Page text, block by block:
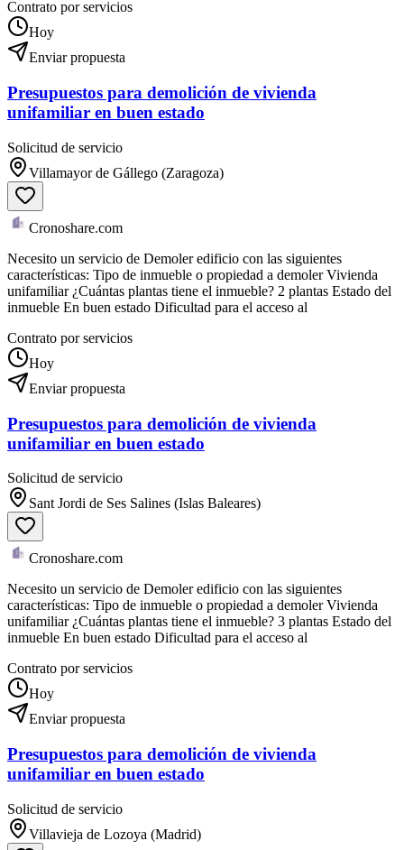
Contrato por servicios
Hoy
Enviar propuesta
Presupuestos para demolición de vivienda
unifamiliar en buen estado
Solicitud de servicio
Villamayor de Gállego (Zaragoza)
Cronoshare.com
Necesito un servicio de Demoler edificio con las siguientes
características: Tipo de inmueble o propiedad a demoler Vivienda
unifamiliar ¿Cuántas plantas tiene el inmueble? 2 plantas Estado del
inmueble En buen estado Dificultad para el acceso al
Contrato por servicios
Hoy
Enviar propuesta
Presupuestos para demolición de vivienda
unifamiliar en buen estado
Solicitud de servicio
Sant Jordi de Ses Salines (Islas Baleares)
Cronoshare.com
Necesito un servicio de Demoler edificio con las siguientes
características: Tipo de inmueble o propiedad a demoler Vivienda
unifamiliar ¿Cuántas plantas tiene el inmueble? 3 plantas Estado del
inmueble En buen estado Dificultad para el acceso al
Contrato por servicios
Hoy
Enviar propuesta
Presupuestos para demolición de vivienda
unifamiliar en buen estado
Solicitud de servicio
Villavieja de Lozoya (Madrid)